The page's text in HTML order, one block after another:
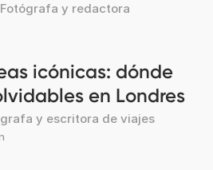
Fotógrafa y redactora
icónicas: dónde
en Londres
y escritora de viajes